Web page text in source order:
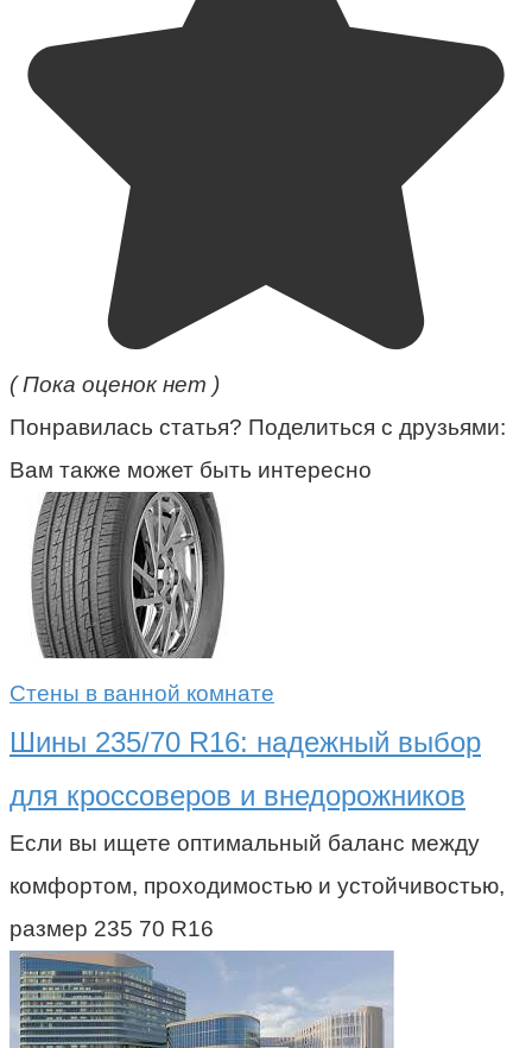
( Пока оценок нет )
Понравилась статья? Поделиться с друзьями:
Вам также может быть интересно
Стены в ванной комнате
Шины 235/70 R16: надежный выбор
для кроссоверов и внедорожников
Если вы ищете оптимальный баланс между
комфортом, проходимостью и устойчивостью,
размер 235 70 R16